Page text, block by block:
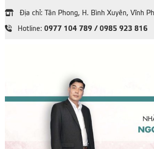
Địa chỉ: Tân Phong, H. Bình Xuyên, Vĩnh
Hotline: 0977 104 789 / 0985 923 816